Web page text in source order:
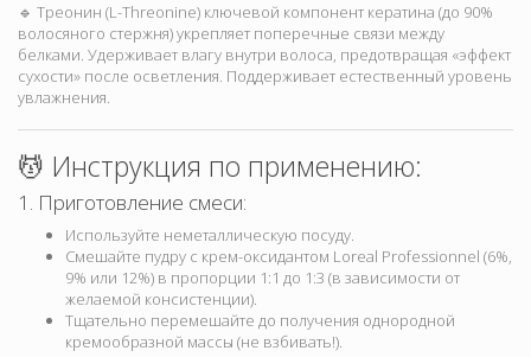
🔹 Треонин (L-Threonine) ключевой компонент кератина (до 90%
волосяного стержня) укрепляет поперечные связи между
белками. Удерживает влагу внутри волоса, предотвращая «эффект
сухости» после осветления. Поддерживает естественный уровень
увлажнения.
💆 Инструкция по применению:
1. Приготовление смеси:
Используйте неметаллическую посуду.
Смешайте пудру с крем-оксидантом Loreal Professionnel (6%,
9% или 12%) в пропорции 1:1 до 1:3 (в зависимости от
желаемой консистенции).
Тщательно перемешайте до получения однородной
кремообразной массы (не взбивать!).